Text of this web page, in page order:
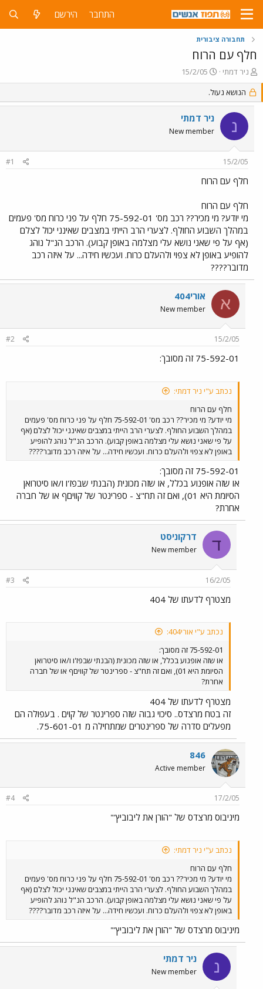
התחבר הירשם
תחבורה ציבורית
חלף עם הרוח
פ
ו
ת
ח
נ
ניר דמתי
פ
ו
ס
ם
ב
ת
ך
15/2/05
הנושא נעול.
נ ניר דמתי
New member
15/2/05
#1
חלף עם הרוח
חלף עם הרוח
מי יודע? מי מכיר?? רכב מס' 75-592-01 חלף על פני כרוח מס' פעמים
במהלך השבוע החולף. לצערי הרב הייתי במצבים שאינני יכול לצלם
(אף על פי שאני נושא עלי מצלמה באופן קבוע). הרכב הנ"ל נוהג
להופיע באופן לא צפוי ולהעלם כרוח. ועכשיו חידה... על איזה רכב
מדובר????
א אורי404
New member
15/2/05
#2
75-592-01 זה מסובך:
נכתב ע"י ניר דמתי:
חלף עם הרוח
מי יודע? מי מכיר?? רכב מס' 75-592-01 חלף על פני כרוח מס' פעמים
במהלך השבוע החולף. לצערי הרב הייתי במצבים שאינני יכול לצלם (אף
על פי שאני נושא עלי מצלמה באופן קבוע). הרכב הנ"ל נוהג להופיע
באופן לא צפוי ולהעלם כרוח. ועכשיו חידה... על איזה רכב מדובר????
75-592-01 זה מסובך:
או שזה אופנוע בכלל, או שזה מכונית (הבנתי שבפז'ו ו/או סיטרואן
הסיומת היא 01), ואם זה תח"צ - ספרינטר של קוויםף או של חברה
אחרת?
ד דרקוניסט
New member
16/2/05
#3
מצטרף לדעתו של 404
נכתב ע"י אורי404:
75-592-01 זה מסובך:
או שזה אופנוע בכלל, או שזה מכונית (הבנתי שבפז'ו ו/או סיטרואן
הסיומת היא 01), ואם זה תח"צ - ספרינטר של קוויםף או של חברה
אחרת?
מצטרף לדעתו של 404
זה בטח מרצדס.. סיכוי גבוה שזה ספרינטר של קוים . בעפולה הם
מפעלים סדרה של ספרינטרים שמתחילה מ 75-601-01.
846
Active member
17/2/05
#4
מיניבוס מרצדס של "הורן את ליבוביץ'"
נכתב ע"י ניר דמתי:
חלף עם הרוח
מי יודע? מי מכיר?? רכב מס' 75-592-01 חלף על פני כרוח מס' פעמים
במהלך השבוע החולף. לצערי הרב הייתי במצבים שאינני יכול לצלם (אף
על פי שאני נושא עלי מצלמה באופן קבוע). הרכב הנ"ל נוהג להופיע
באופן לא צפוי ולהעלם כרוח. ועכשיו חידה... על איזה רכב מדובר????
מיניבוס מרצדס של "הורן את ליבוביץ'"
נ ניר דמתי
New member